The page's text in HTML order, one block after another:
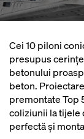
Cei 10 piloni
presupus
betonului
beton.
premontate Top
coliziunii la tijele
perfectă şi